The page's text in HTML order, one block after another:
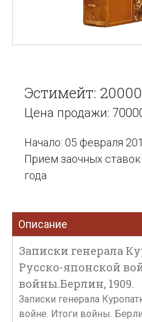
Эстимейт:
Цена продажи:
Начало: 05 февраля
Прием заочных
года
Описание
Записки генерала
Русско-японской
войны.Берлин, 1909.
Записки генерала
войне. Итоги войны.